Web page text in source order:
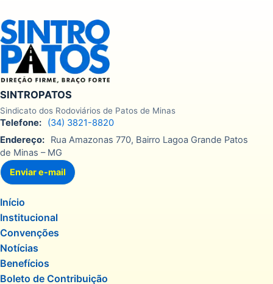
SINTROPATOS
Sindicato dos Rodoviários de Patos de Minas
Telefone:
(34) 3821-8820
Endereço:
Rua Amazonas 770, Bairro Lagoa Grande Patos
de Minas – MG
Enviar e-mail
Início
Institucional
Convenções
Notícias
Benefícios
Boleto de Contribuição